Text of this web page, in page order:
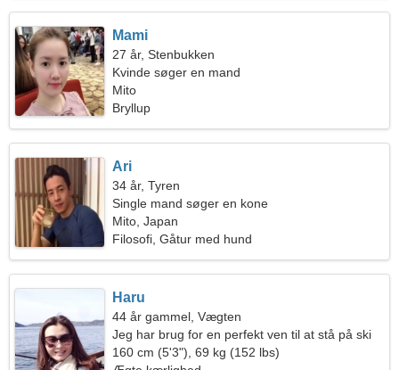
Mami
27 år, Stenbukken
Kvinde søger en mand
Mito
Bryllup
Ari
34 år, Tyren
Single mand søger en kone
Mito, Japan
Filosofi, Gåtur med hund
Haru
44 år gammel, Vægten
Jeg har brug for en perfekt ven til at stå på ski
sammen
160 cm (5'3"), 69 kg (152 lbs)